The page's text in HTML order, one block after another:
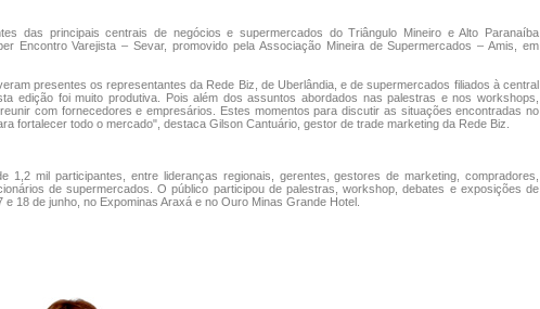
das principais centrais de negócios e supermercados do Triângulo Mineiro e Alto Paranaíba
Encontro Varejista – Sevar, promovido pela Associação Mineira de Supermercados – Amis, em
presentes os representantes da Rede Biz, de Uberlândia, e de supermercados filiados à central
edição foi muito produtiva. Pois além dos assuntos abordados nas palestras e nos workshops,
com fornecedores e empresários. Estes momentos para discutir as situações encontradas no
fortalecer todo o mercado", destaca Gilson Cantuário, gestor de trade marketing da Rede Biz.
1,2 mil participantes, entre lideranças regionais, gerentes, gestores de marketing, compradores,
de supermercados. O público participou de palestras, workshop, debates e exposições de
18 de junho, no Expominas Araxá e no Ouro Minas Grande Hotel.